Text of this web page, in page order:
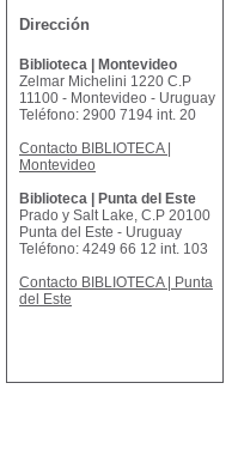
Dirección
Biblioteca | Montevideo
Zelmar Michelini 1220 C.P
11100 - Montevideo - Uruguay
Teléfono: 2900 7194 int. 20
Contacto BIBLIOTECA |
Montevideo
Biblioteca | Punta del Este
Prado y Salt Lake, C.P 20100
Punta del Este - Uruguay
Teléfono: 4249 66 12 int. 103
Contacto BIBLIOTECA | Punta
del Este